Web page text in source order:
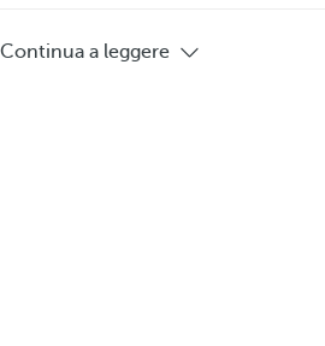
Continua a leggere